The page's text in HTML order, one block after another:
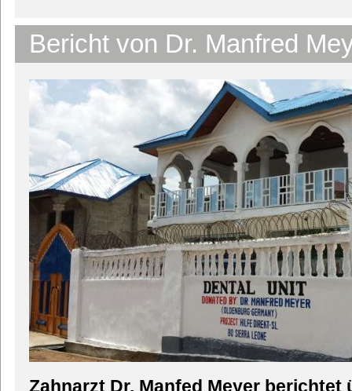
Bericht von Dr. Manfred
Zahnarzt Dr. Manfed Meyer berichtet